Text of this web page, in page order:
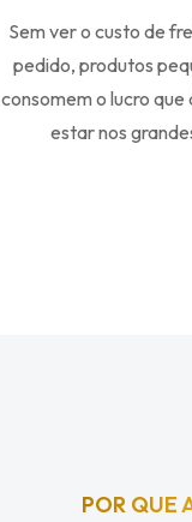
Sem ver o custo de
pedido, produtos
consomem o lucro que
estar nos
POR QUE